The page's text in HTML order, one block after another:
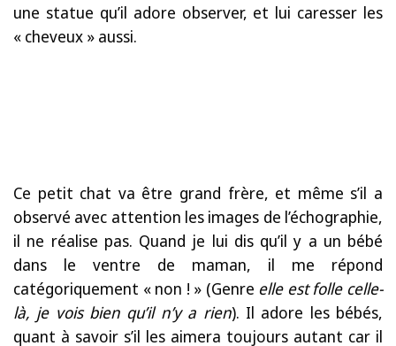
une statue qu’il adore observer, et lui caresser les
« cheveux » aussi.
Ce petit chat va être grand frère, et même s’il a
observé avec attention les images de l’échographie,
il ne réalise pas. Quand je lui dis qu’il y a un bébé
dans le ventre de maman, il me répond
catégoriquement « non ! » (Genre elle est folle celle-
là, je vois bien qu’il n’y a rien). Il adore les bébés,
quant à savoir s’il les aimera toujours autant car il